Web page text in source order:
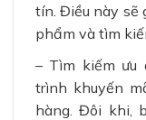
tín. Điều này sẽ
phẩm và tìm
– Tìm kiếm ưu
trình khuyến
hàng. Đôi khi,